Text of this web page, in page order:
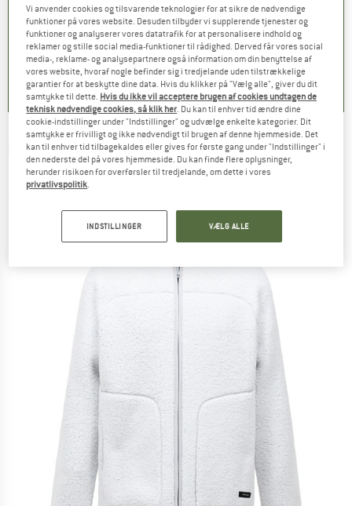
pris
€
Produktgruppe
Cykelbukser
Pris
259,95 €Nedsat pris
233,96 €
0,0(0)
Produktgruppe
Cykeljersey
Pris
219,95 €Nedsat pris
197,96 €
0,0(0)
PEAK PERFORMANCE -Wildrush Pile Jacket -
Fleecejakke
Vi anvender cookies og tilsvarende teknologier for at sikre de nødvendige
funktioner på vores website. Desuden tilbyder vi supplerende tjenester og
funktioner og analyserer vores datatrafik for at personalisere indhold og
reklamer og stille social media-funktioner til rådighed. Derved får vores social
media-, reklame- og analysepartnere også information om din benyttelse af
vores website, hvoraf nogle befinder sig i tredjelande uden tilstrækkelige
garantier for at beskytte dine data. Hvis du klikker på "Vælg alle", giver du dit
samtykke til dette. Hvis du ikke vil acceptere brugen af cookies undtagen de
teknisk nødvendige cookies, så klik her. Du kan til enhver tid ændre dine
cookie-indstillinger under "Indstillinger" og udvælge enkelte kategorier. Dit
samtykke er frivilligt og ikke nødvendigt til brugen af denne hjemmeside. Det
kan til enhver tid tilbagekaldes eller gives for første gang under "Indstillinger" i
den nederste del på vores hjemmeside. Du kan finde flere oplysninger,
herunder risikoen for overførsler til tredjelande, om dette i vores
privatlivspolitik.
INDSTILLINGER VÆLG ALLE